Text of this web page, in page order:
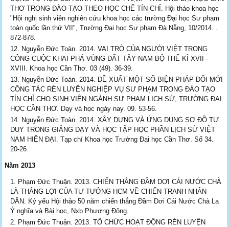
THƠ TRONG ĐÀO TẠO THEO HỌC CHẾ TÍN CHỈ. Hội thảo khoa học
"Hội nghị sinh viên nghiên cứu khoa học các trường Đại học Sư phạm
toàn quốc lần thứ VII", Trường Đại học Sư phạm Đà Nẵng, 10/2014. .
872-878.
Nguyễn Đức Toàn. 2014. VAI TRÒ CỦA NGƯỜI VIỆT TRONG
CÔNG CUỘC KHAI PHÁ VÙNG ĐẤT TÂY NAM BỘ THẾ KỈ XVII -
XVIII. Khoa học Cần Thơ. 03 (49). 36-39.
Nguyễn Đức Toàn. 2014. ĐỀ XUẤT MỘT SỐ BIỆN PHÁP ĐỔI MỚI
CÔNG TÁC RÈN LUYỆN NGHIỆP VỤ SƯ PHẠM TRONG ĐÀO TẠO
TÍN CHỈ CHO SINH VIÊN NGÀNH SƯ PHẠM LỊCH SỬ, TRƯỜNG ĐẠI
HỌC CẦN THƠ. Dạy và học ngày nay. 09. 53-56.
Nguyễn Đức Toàn. 2014. XÂY DỰNG VÀ ỨNG DỤNG SƠ ĐỒ TƯ
DUY TRONG GIẢNG DẠY VÀ HỌC TẬP HỌC PHẦN LỊCH SỬ VIỆT
NAM HIỆN ĐẠI. Tạp chí Khoa học Trường Đại học Cần Thơ. Số 34.
20-26.
Năm 2013
Phạm Đức Thuận. 2013. CHIẾN THẮNG ĐẦM DƠI CÁI NƯỚC CHÀ
LÀ-THẮNG LỢI CỦA TƯ TƯỞNG HCM VỀ CHIẾN TRANH NHÂN
DÂN. Kỷ yếu Hội thảo 50 năm chiến thắng Đầm Dơi Cái Nước Chà La
Ý nghĩa và Bài học, Nxb Phương Đông.
Phạm Đức Thuận. 2013. TỔ CHỨC HOẠT ĐỘNG RÈN LUYỆN